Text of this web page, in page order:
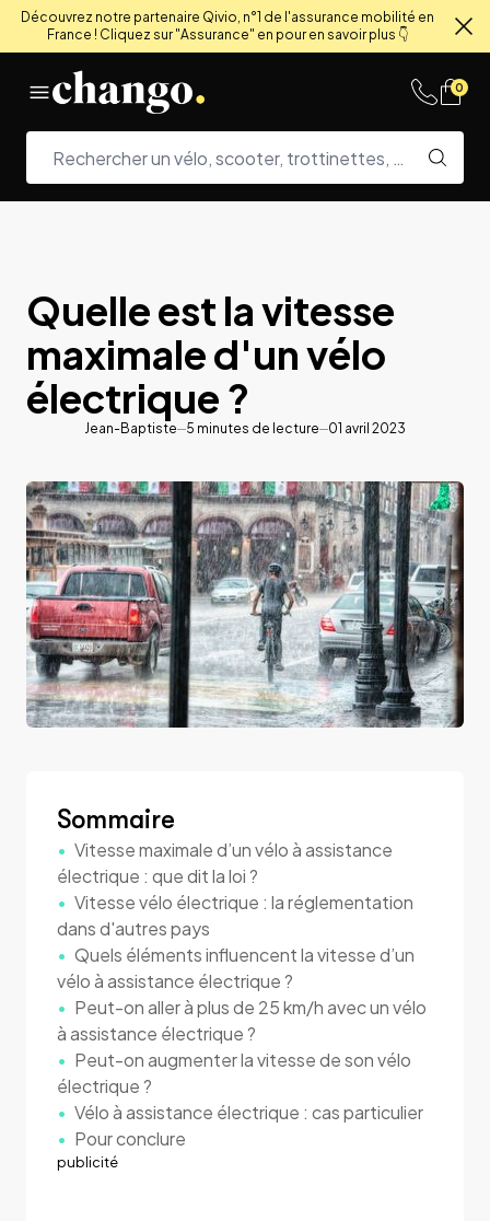
Découvrez notre partenaire Qivio, n°1 de l'assurance mobilité en
France ! Cliquez sur "Assurance" en pour en savoir plus 👇
0
Quelle est la vitesse
maximale d'un vélo
électrique ?
Jean-Baptiste 5 minutes de lecture 01 avril 2023
Sommaire
Vitesse maximale d’un vélo à assistance
électrique : que dit la loi ?
Vitesse vélo électrique : la réglementation
dans d'autres pays
Quels éléments influencent la vitesse d’un
vélo à assistance électrique ?
Peut-on aller à plus de 25 km/h avec un vélo
à assistance électrique ?
Peut-on augmenter la vitesse de son vélo
électrique ?
Vélo à assistance électrique : cas particulier
Pour conclure
publicité